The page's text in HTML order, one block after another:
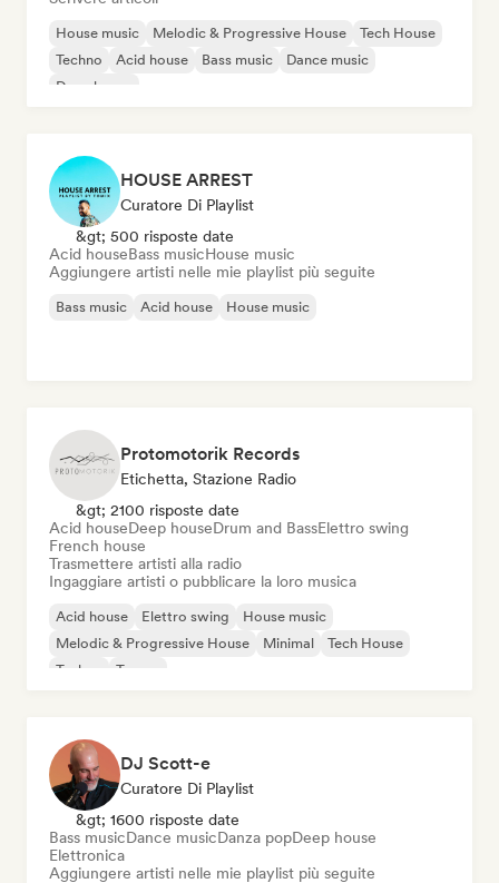
House music Melodic & Progressive House
Tech House
Techno
Acid house Bass music
Dance music
Deep house
HOUSE ARREST
Curatore Di Playlist
&gt; 500 risposte date
Acid houseBass musicHouse music
Aggiungere artisti nelle mie playlist più seguite
Bass music Acid house House music
Protomotorik Records
Etichetta, Stazione Radio
&gt; 2100 risposte date
Acid houseDeep houseDrum and BassElettro swing
French house
Trasmettere artisti alla radio
Ingaggiare artisti o pubblicare la loro musica
Acid house Elettro swing
House music
Melodic & Progressive House
Minimal
Tech House
Techno
Trance
DJ Scott-e
Curatore Di Playlist
&gt; 1600 risposte date
Bass musicDance musicDanza popDeep house
Elettronica
Aggiungere artisti nelle mie playlist più seguite